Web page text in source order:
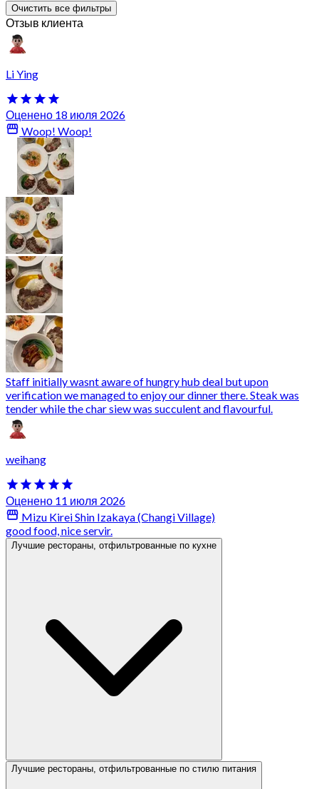
Очистить все фильтры
Отзыв клиента
Li Ying
Оценено 18 июля 2026
Woop! Woop!
Staff initially wasnt aware of hungry hub deal but upon
verification we managed to enjoy our dinner there. Steak was
tender while the char siew was succulent and flavourful.
weihang
Оценено 11 июля 2026
Mizu Kirei Shin Izakaya (Changi Village)
good food, nice servir.
Лучшие рестораны, отфильтрованные по кухне
Лучшие рестораны, отфильтрованные по стилю питания